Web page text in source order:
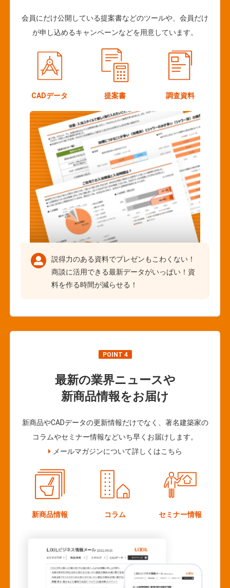
会員にだけ公開している提案書などのツールや、会員だけ
が申し込めるキャンペーンなどを用意しています。
CADデータ 提案書 調査資料
説得力のある資料でプレゼンもこわくない！
商談に活用できる最新データがいっぱい！資
料を作る時間が減らせる！
POINT 4
最新の業界ニュースや
新商品情報をお届け
新商品やCADデータの更新情報だけでなく、著名建築家の
コラムやセミナー情報などいち早くお届けします。
メールマガジンについて詳しくはこちら
新商品情報 コラム セミナー情報